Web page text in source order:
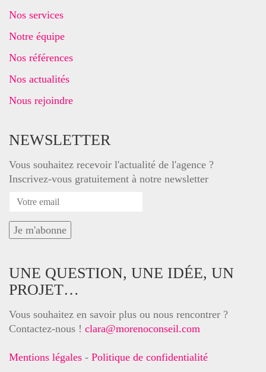
Nos services
Notre équipe
Nos références
Nos actualités
Nous rejoindre
NEWSLETTER
Vous souhaitez recevoir l'actualité de l'agence ?
Inscrivez-vous gratuitement à notre newsletter
UNE QUESTION, UNE IDÉE, UN
PROJET…
Vous souhaitez en savoir plus ou nous rencontrer ?
Contactez-nous ! clara@morenoconseil.com
Mentions légales - Politique de confidentialité